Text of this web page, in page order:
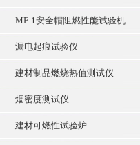
MF-1安全帽阻燃性能试验机
漏电起痕试验仪
建材制品燃烧热值测试仪
烟密度测试仪
建材可燃性试验炉